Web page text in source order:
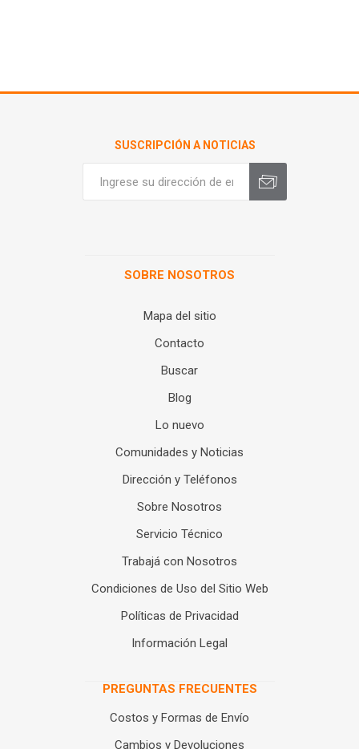
SUSCRIPCIÓN A NOTICIAS
SOBRE NOSOTROS
Mapa del sitio
Contacto
Buscar
Blog
Lo nuevo
Comunidades y Noticias
Dirección y Teléfonos
Sobre Nosotros
Servicio Técnico
Trabajá con Nosotros
Condiciones de Uso del Sitio Web
Políticas de Privacidad
Información Legal
PREGUNTAS FRECUENTES
Costos y Formas de Envío
Cambios y Devoluciones